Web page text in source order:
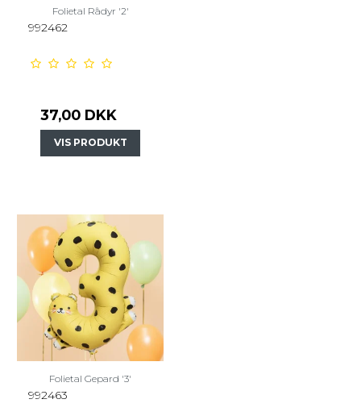
Folietal Rådyr '2'
992462
37,00 DKK
VIS PRODUKT
Folietal Gepard '3'
992463